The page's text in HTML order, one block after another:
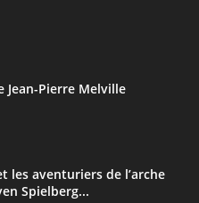
Jean-Pierre Melville
les aventuriers de l’arche
Spielberg...